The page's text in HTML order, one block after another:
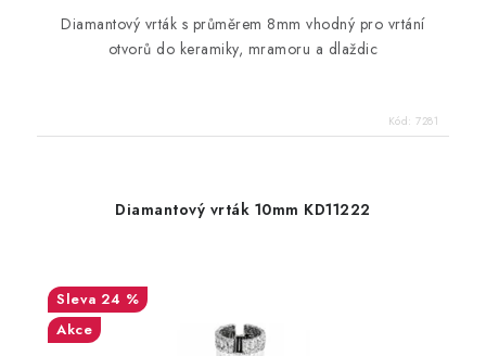
Diamantový vrták s průměrem 8mm vhodný pro vrtání
otvorů do keramiky, mramoru a dlaždic
Kód: 7281
Diamantový vrták 10mm KD11222
24 %
Akce